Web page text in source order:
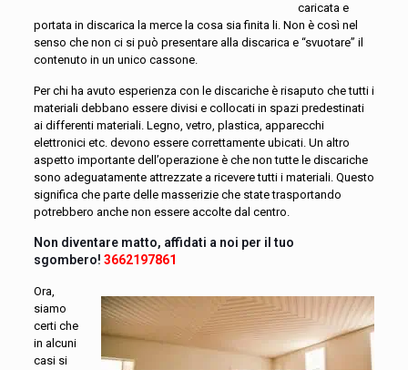
caricata e
portata in discarica la merce la cosa sia finita li. Non è così nel
senso che non ci si può presentare alla discarica e “svuotare” il
contenuto in un unico cassone.
Per chi ha avuto esperienza con le discariche è risaputo che tutti i
materiali debbano essere divisi e collocati in spazi predestinati
ai differenti materiali. Legno, vetro, plastica, apparecchi
elettronici etc. devono essere correttamente ubicati. Un altro
aspetto importante dell’operazione è che non tutte le discariche
sono adeguatamente attrezzate a ricevere tutti i materiali. Questo
significa che parte delle masserizie che state trasportando
potrebbero anche non essere accolte dal centro.
Non diventare matto, affidati a noi per il tuo
sgombero! 3662197861
Ora,
siamo
certi che
in alcuni
casi si